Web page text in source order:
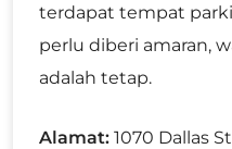
terdapat tempat
perlu diberi amaran,
adalah tetap.
Alamat: 1070 Dallas